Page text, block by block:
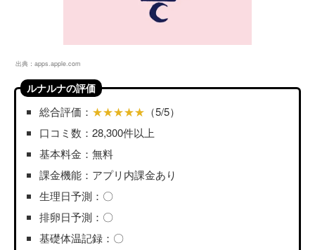
出典： apps.apple.com
ルナルナの評価
総合評価： ★★★★★ （5/5）
口コミ数：28,300件以上
基本料金：無料
課金機能：アプリ内課金あり
生理日予測：〇
排卵日予測：〇
基礎体温記録：〇